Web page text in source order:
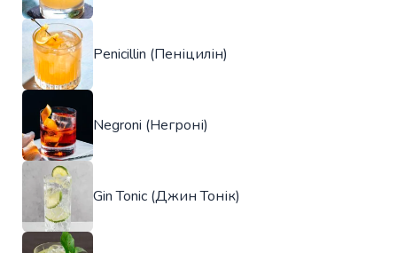
Penicillin (Пеніцилін)
Negroni (Негроні)
Gin Tonic (Джин Тонік)